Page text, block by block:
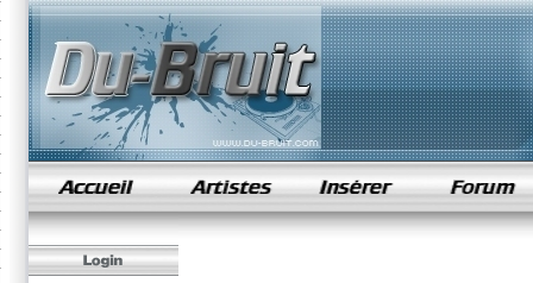
samples de rap